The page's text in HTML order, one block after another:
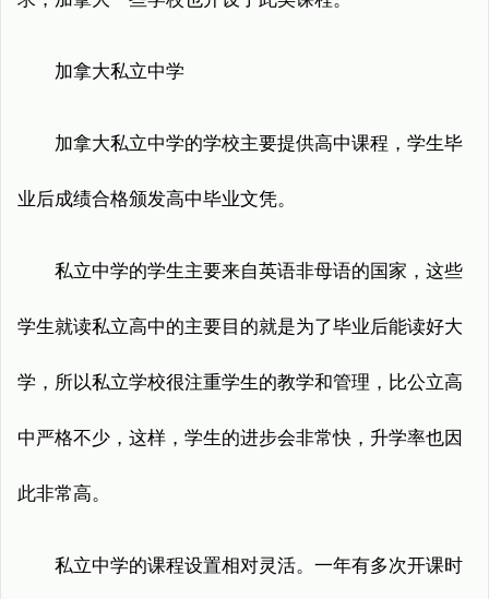
加拿大私立中学
加拿大私立中学的学校主要提供高中课程，学生毕
业后成绩合格颁发高中毕业文凭。
私立中学的学生主要来自英语非母语的国家，这些
学生就读私立高中的主要目的就是为了毕业后能读好大
学，所以私立学校很注重学生的教学和管理，比公立高
中严格不少，这样，学生的进步会非常快，升学率也因
此非常高。
私立中学的课程设置相对灵活。一年有多次开课时